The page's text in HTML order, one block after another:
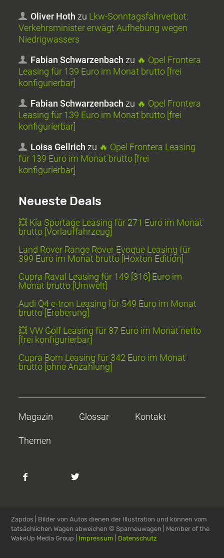
Oliver Hoth zu Lkw-Sonntagsfahrverbot:
Verkehrsminister erwägt Aufhebung wegen
Niedrigwassers
Fabian Schwarzenbach zu 🔥 Opel Frontera
Leasing für 139 Euro im Monat brutto [frei
konfigurierbar]
Fabian Schwarzenbach zu 🔥 Opel Frontera
Leasing für 139 Euro im Monat brutto [frei
konfigurierbar]
Loisa Gellrich zu 🔥 Opel Frontera Leasing
für 139 Euro im Monat brutto [frei
konfigurierbar]
Neueste Deals
💥 Kia Sportage Leasing für 271 Euro im Monat
brutto [Vorlauffahrzeug]
Land Rover Range Rover Evoque Leasing für
399 Euro im Monat brutto [Hoxton Edition]
Cupra Raval Leasing für 149 [316] Euro im
Monat brutto [Umwelt]
Audi Q4 e-tron Leasing für 549 Euro im Monat
brutto [Eroberung]
💥 VW Golf Leasing für 87 Euro im Monat netto
[frei konfigurierbar]
Cupra Born Leasing für 342 Euro im Monat
brutto [ohne Anzahlung]
Magazin Glossar Kontakt
Themen
Zapdos | Bilder von Autos dienen der Illustration und können vom
tatsächlichen Wagen abweichen© Sparneuwagen | Member of the
WakeUp Media Group | Impressum Datenschutz